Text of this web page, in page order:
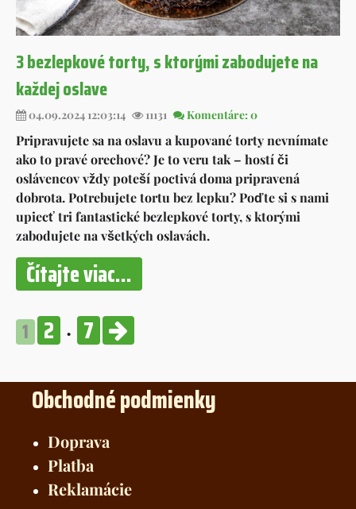
3 bezlepkové torty, s ktorými zabodujete na
každej oslave
04.09.2024 12:03:14 11131 Komentáre: 0
Pripravujete sa na oslavu a kupované torty nevnímate
ako to pravé orechové? Je to veru tak – hostí či
oslávencov vždy poteší poctivá doma pripravená
dobrota. Potrebujete tortu bez lepku? Poďte si s nami
upiecť tri fantastické bezlepkové torty, s ktorými
zabodujete na všetkých oslavách.
Čítajte viac...
1 2 7
Obchodné podmienky
Doprava
Platba
Reklamácie